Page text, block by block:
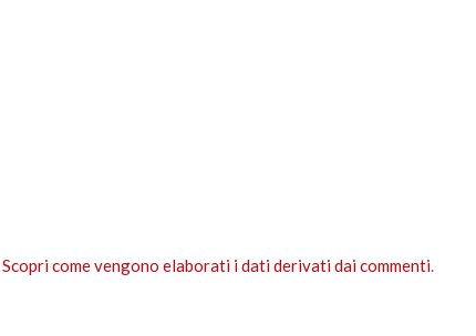
Scopri come vengono elaborati i dati derivati dai commenti.